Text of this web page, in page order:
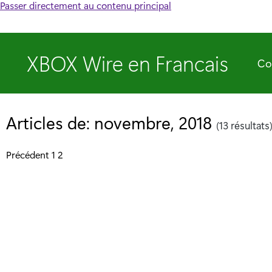
Passer directement au contenu principal
XBOX Wire en Francais
Articles de: novembre, 2018 (13 résultats)
P
Précédent 1 2